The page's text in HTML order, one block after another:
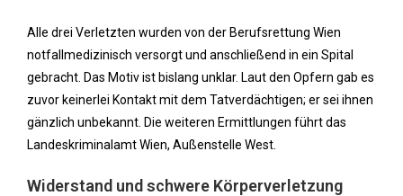
Alle drei Verletzten wurden von der Berufsrettung Wien
notfallmedizinisch versorgt und anschließend in ein Spital
gebracht. Das Motiv ist bislang unklar. Laut den Opfern gab es
zuvor keinerlei Kontakt mit dem Tatverdächtigen; er sei ihnen
gänzlich unbekannt. Die weiteren Ermittlungen führt das
Landeskriminalamt Wien, Außenstelle West.
Widerstand und schwere Körperverletzung